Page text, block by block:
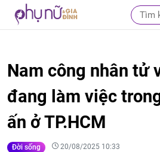
Nam công nhân tử
đang làm việc
ấn ở TP.HCM
Đời sống 20/08/2025 10:33